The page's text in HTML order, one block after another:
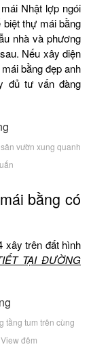
Nhật lợp ngói
thự mái bằng
nhà và phương
Nếu xây diện
bằng đẹp anh
đủ tư vấn đàng
vườn xung quanh
bằng có
xây trên đất hình
TẠI ĐƯỜNG
tầng tum trên cùng
đêm